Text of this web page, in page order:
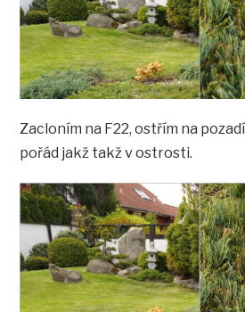
Zacloním na F22, ostřím na
pořád jakž takž v ostrosti.